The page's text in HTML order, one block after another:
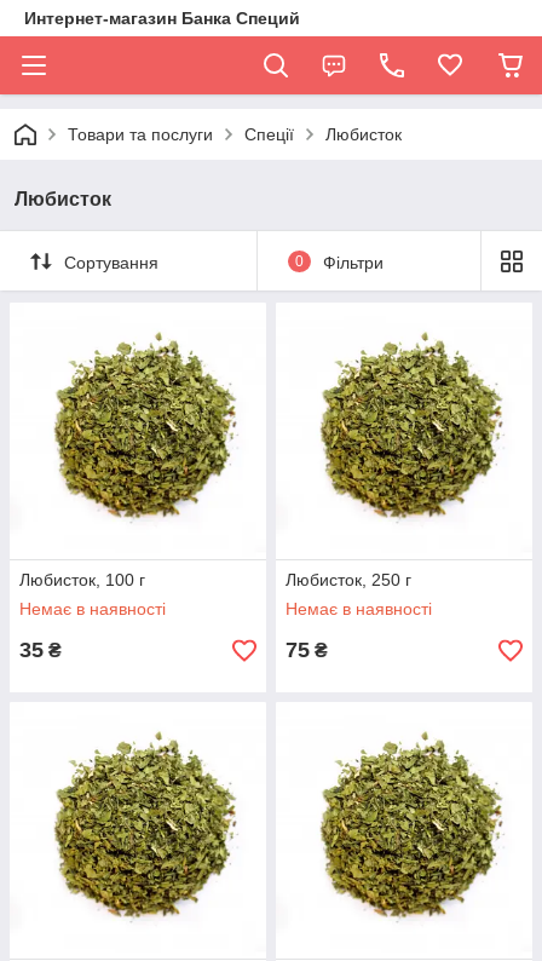
Интернет-магазин Банка Специй
Товари та послуги Спеції Любисток
Любисток
Сортування 0 Фільтри
Любисток, 100 г
Немає в наявності
35 ₴
Любисток, 250 г
Немає в наявності
75 ₴